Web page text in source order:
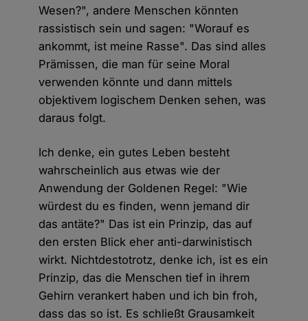
Wesen?", andere Menschen könnten
rassistisch sein und sagen: "Worauf es
ankommt, ist meine Rasse". Das sind alles
Prämissen, die man für seine Moral
verwenden könnte und dann mittels
objektivem logischem Denken sehen, was
daraus folgt.
Ich denke, ein gutes Leben besteht
wahrscheinlich aus etwas wie der
Anwendung der Goldenen Regel: "Wie
würdest du es finden, wenn jemand dir
das antäte?" Das ist ein Prinzip, das auf
den ersten Blick eher anti-darwinistisch
wirkt. Nichtdestotrotz, denke ich, ist es ein
Prinzip, das die Menschen tief in ihrem
Gehirn verankert haben und ich bin froh,
dass das so ist. Es schließt Grausamkeit